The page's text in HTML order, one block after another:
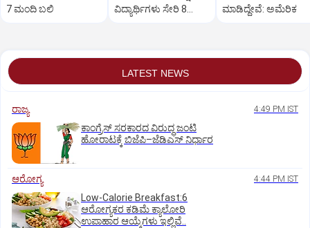
7 ಮಂದಿ ಬಲಿ
ವಿದ್ಯಾರ್ಥಿಗಳು ಸೇರಿ 8
ಮಾಡಿದ್ದೇವೆ: ಅಮೆರಿಕ
LATEST NEWS
ರಾಜ್ಯ 4:49 PM IST
ಕಾಂಗ್ರೆಸ್‌ ಸರಕಾರದ ವಿರುದ್ಧ ಜಂಟಿ
ಹೋರಾಟಕ್ಕೆ ಬಿಜೆಪಿ–ಜೆಡಿಎಸ್‌ ನಿರ್ಧಾರ
ಆರೋಗ್ಯ 4:44 PM IST
Low-Calorie Breakfast:6
ಆರೋಗ್ಯಕರ ಕಡಿಮೆ ಕ್ಯಾಲೋರಿ
ಉಪಾಹಾರ ಆಯ್ಕೆಗಳು ಇಲ್ಲಿವೆ..